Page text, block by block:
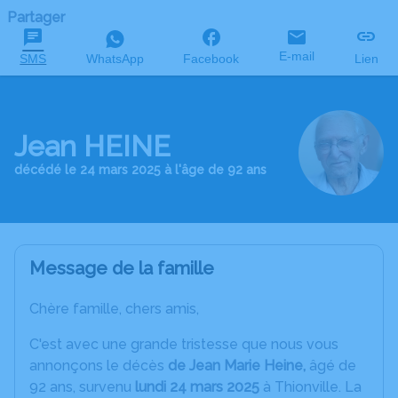
Partager
SMS WhatsApp Facebook E-mail Lien
Jean HEINE
décédé le 24 mars 2025 à l'âge de 92 ans
Message de la famille
Chère famille, chers amis,
C'est avec une grande tristesse que nous vous
annonçons le décès de Jean Marie Heine, âgé de
92 ans, survenu lundi 24 mars 2025 à Thionville. La